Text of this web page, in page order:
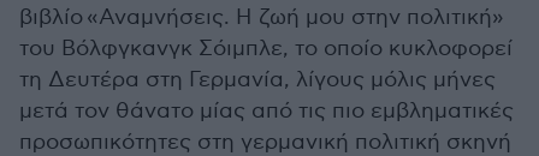
βιβλίο«Αναμνήσεις. Η ζωή μου στην πολιτική»
του Βόλφγκανγκ Σόιμπλε, το οποίο κυκλοφορεί
τη Δευτέρα στη Γερμανία, λίγους μόλις μήνες
μετά τον θάνατο μίας από τις πιο εμβληματικές
προσωπικότητες στη γερμανική πολιτική σκηνή